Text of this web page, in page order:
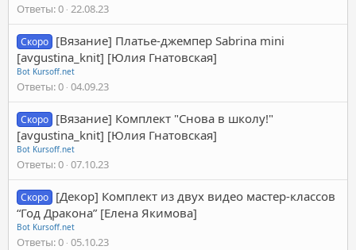
Ответы 0 22.08.23
Скоро [Вязание] Платье-джемпер Sabrina mini
[avgustina_knit] [Юлия Гнатовская]
Bot Kursoff.net
Ответы 0 04.09.23
Скоро [Вязание] Комплект "Снова в школу!"
[avgustina_knit] [Юлия Гнатовская]
Bot Kursoff.net
Ответы 0 07.10.23
Скоро [Декор] Комплект из двух видео мастер-классов
“Год Дракона” [Елена Якимова]
Bot Kursoff.net
Ответы 0 05.10.23